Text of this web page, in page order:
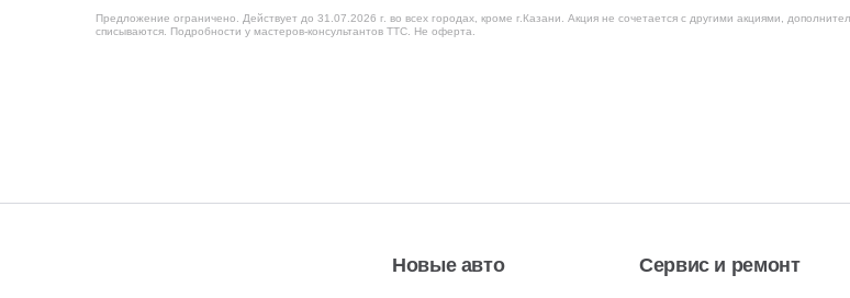
Предложение ограничено. Действует до 31.07.2026 г. во всех городах, кроме г.Казани. Акция не сочетается с другими акциями,
списываются. Подробности у мастеров-консультантов ТТС. Не оферта.
Новые авто Сервис и ремонт